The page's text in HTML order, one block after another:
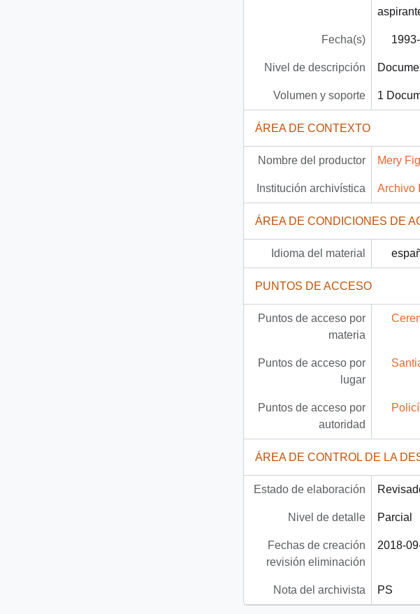
Fecha(s)
Nivel de descripción
Volumen y soporte 1
ÁREA DE CONTEXTO
Nombre del productor Mery
Institución archivística Archivo
ÁREA DE CONDICIONES DE
Idioma del material
PUNTOS DE ACCESO
Puntos de acceso por
materia
Puntos de acceso por
lugar
Puntos de acceso por
autoridad
ÁREA DE CONTROL DE LA
Estado de elaboración
Nivel de detalle Parcial
Fechas de creación
revisión eliminación
2018-
Nota del archivista PS